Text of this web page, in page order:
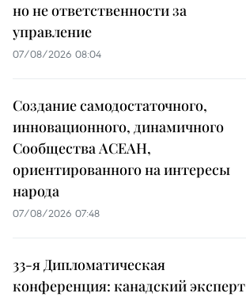
но не ответственности за
управление
07/08/2026 08:04
Создание самодостаточного,
инновационного, динамичного
Сообщества АСЕАН,
ориентированного на интересы
народа
07/08/2026 07:48
33-я Дипломатическая
конференция: канадский эксперт